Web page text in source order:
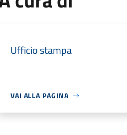
Ufficio stampa
VAI ALLA PAGINA